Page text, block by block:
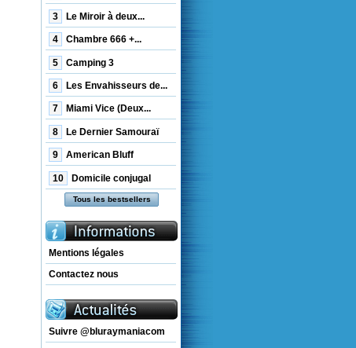
3 Le Miroir à deux...
4 Chambre 666 +...
5 Camping 3
6 Les Envahisseurs de...
7 Miami Vice (Deux...
8 Le Dernier Samouraï
9 American Bluff
10 Domicile conjugal
Tous les bestsellers
Mentions légales
Contactez nous
Suivre @bluraymaniacom